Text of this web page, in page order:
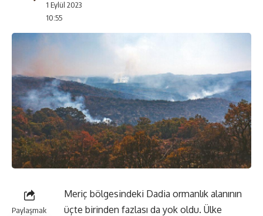
1 Eylül 2023
10:55
Paylaşmak
Meriç bölgesindeki Dadia ormanlık alanının
üçte birinden fazlası da yok oldu. Ülke